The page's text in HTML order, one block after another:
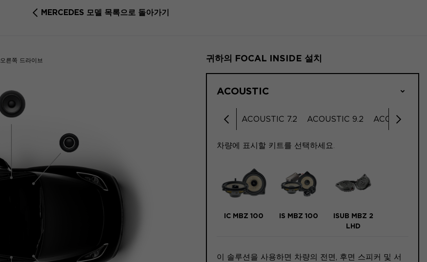
MERCEDES 모델 목록으로 돌아가기
오른쪽 드라이브 귀하의 FOCAL INSIDE 설치
ACOUSTIC
왼쪽으로 스크롤
ACOUSTIC 6.2 ACOUSTIC 7.2 ACOUSTIC 9.2
ACOUSTIC
차량에 표시할 키트를 선택하세요.
IC MBZ 100 IS MBZ 100
ISUB MBZ 2
LHD
이 솔루션을 사용하면 차량의 전면, 후면 스피커 및 서